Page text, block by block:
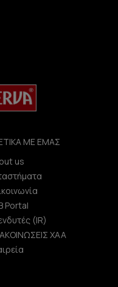
ΜΕ ΕΜΑΣ
us
Portal
(IR)
ΧΑΑ